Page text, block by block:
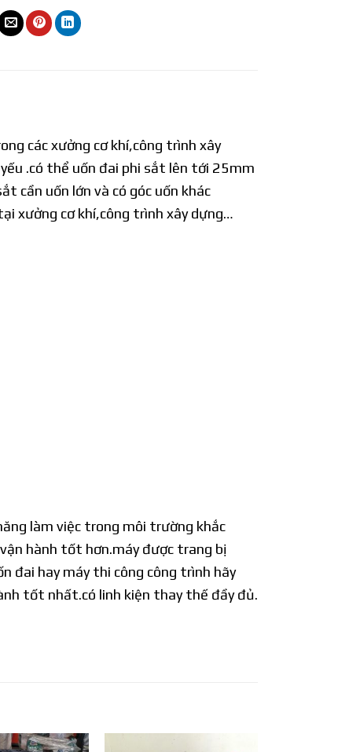
các xưởng cơ khí,công trình xây
.có thể uốn đai phi sắt lên tới 25mm
cần uốn lớn và có góc uốn khác
xưởng cơ khí,công trình xây dựng…
làm việc trong môi trường khắc
hành tốt hơn.máy được trang bị
đai hay máy thi công công trình hãy
tốt nhất.có linh kiện thay thế đầy đủ.